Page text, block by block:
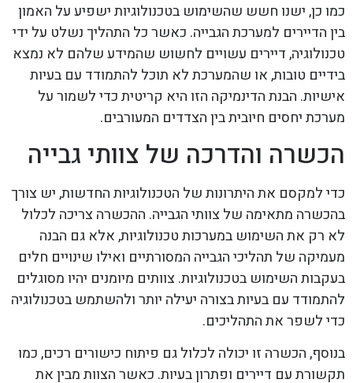
כמו כן, ישנו חשש שהשימוש בטכנולוגיות ישפיע על האמון
בין הדיירים למערכת הגבייה. כאשר כל התהליך נשלט על ידי
טכנולוגיה, דיירים עשויים לחשוש שהמידע שלהם לא נמצא
בידיים טובות, או שהמערכת לא תוכל להתמודד עם בעיות
אישיות. הבנת הדינמיקה הזו היא קריטית כדי לשמור על
מערכת יחסים חיובית בין הצדדים המעורבים.
הכשרה והדרכה של צוותי גבייה
כדי למקסם את היתרונות של הטכנולוגיות החדשות, יש צורך
בהכשרה מתאימה של צוותי הגבייה. ההכשרה צריכה לכלול
לא רק את השימוש במערכות טכנולוגיות, אלא גם הבנה
מעמיקה של תהליכי הגבייה המסורתיים ואילו שינויים חלים
בעקבות השימוש בטכנולוגיות. צוותים מיומנים יהיו מסוגלים
להתמודד עם בעיות בצורה יעילה יותר ולהשתמש בטכנולוגיה
כדי לשפר את התהליכים.
בנוסף, הכשרה זו יכולה לכלול גם פיתוח כישורים רכים, כמו
תקשורת עם דיירים ופתרון בעיות. כאשר הצוות מבין את